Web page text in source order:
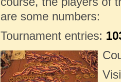
are some numbers:
Tournament entries: